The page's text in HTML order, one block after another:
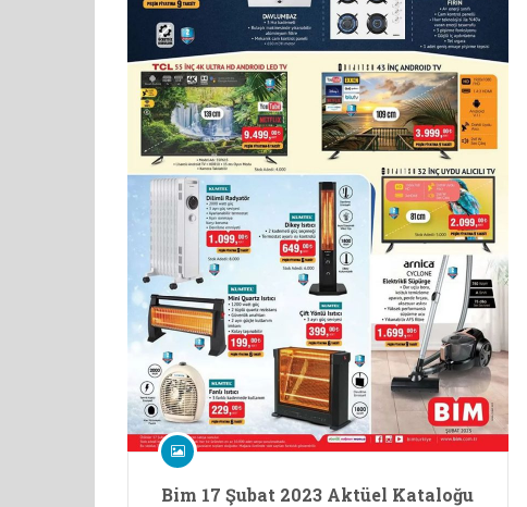
Bim 17 Şubat 2023 Aktüel Kataloğu